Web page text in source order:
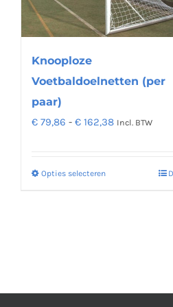
optie
kan
gekozen
op
productpagina
Knooploze
Voetbaldoelnetten (per
paar)
€ 79,86 - € 162,38Prijsklasse:
Incl. BTW
Opties selecterenDit
optie